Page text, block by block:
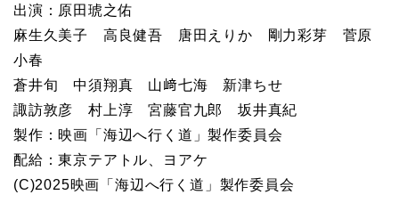
出演：原田琥之佑
麻生久美子 高良健吾 唐田えりか 剛力彩芽 菅原
小春
蒼井旬 中須翔真 山﨑七海 新津ちせ
諏訪敦彦 村上淳 宮藤官九郎 坂井真紀
製作：映画「海辺へ行く道」製作委員会
配給：東京テアトル、ヨアケ
(C)2025映画「海辺へ行く道」製作委員会